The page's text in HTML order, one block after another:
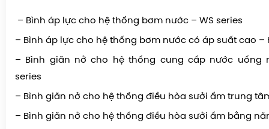
– Bình áp lực cho hệ thống bơm nước – WS series
– Bình áp lực cho hệ thống bơm nước có áp suất cao –
– Bình giãn nở cho hệ thống cung cấp nước uống
series
– Bình giãn nở cho hệ thống điều hòa sưởi ấm trung
– Bình giãn nở cho hệ thống điều hòa sưởi ấm bằng